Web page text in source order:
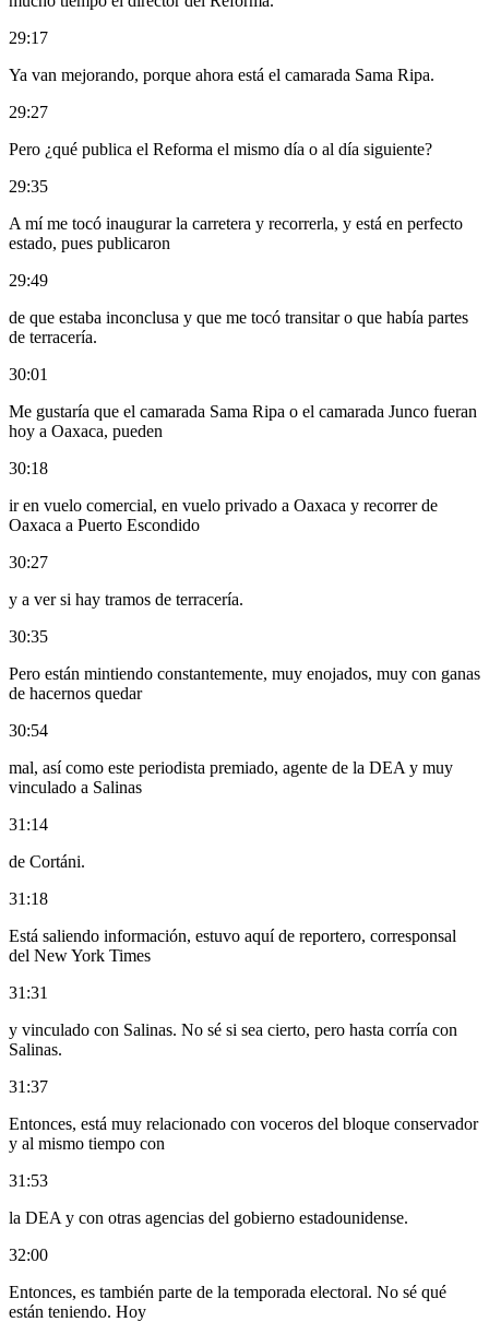
29:17
Ya van mejorando, porque ahora está el camarada Sama Ripa.
29:27
Pero ¿qué publica el Reforma el mismo día o al día siguiente?
29:35
A mí me tocó inaugurar la carretera y recorrerla, y está en perfecto
estado, pues publicaron
29:49
de que estaba inconclusa y que me tocó transitar o que había partes
de terracería.
30:01
Me gustaría que el camarada Sama Ripa o el camarada Junco fueran
hoy a Oaxaca, pueden
30:18
ir en vuelo comercial, en vuelo privado a Oaxaca y recorrer de
Oaxaca a Puerto Escondido
30:27
y a ver si hay tramos de terracería.
30:35
Pero están mintiendo constantemente, muy enojados, muy con ganas
de hacernos quedar
30:54
mal, así como este periodista premiado, agente de la DEA y muy
vinculado a Salinas
31:14
de Cortáni.
31:18
Está saliendo información, estuvo aquí de reportero, corresponsal
del New York Times
31:31
y vinculado con Salinas. No sé si sea cierto, pero hasta corría con
Salinas.
31:37
Entonces, está muy relacionado con voceros del bloque conservador
y al mismo tiempo con
31:53
la DEA y con otras agencias del gobierno estadounidense.
32:00
Entonces, es también parte de la temporada electoral. No sé qué
están teniendo. Hoy